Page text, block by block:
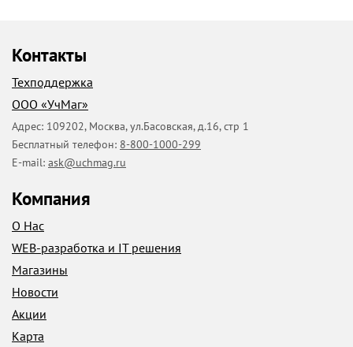
Контакты
Техподдержка
ООО «УчМаг»
Адрес: 109202, Москва,ул.Басовская, д.16, стр 1
Бесплатный телефон: 8-800-1000-299
E-mail: ask@uchmag.ru
Компания
О Нас
WEB-разработка и IT решения
Магазины
Новости
Акции
Карта